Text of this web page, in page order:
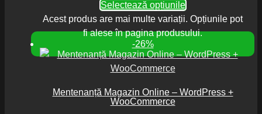
Selectează opțiunile
Acest produs are mai multe variații. Opțiunile pot
fi alese în pagina produsului.
-26%
Mentenanță Magazin Online – WordPress +
WooCommerce